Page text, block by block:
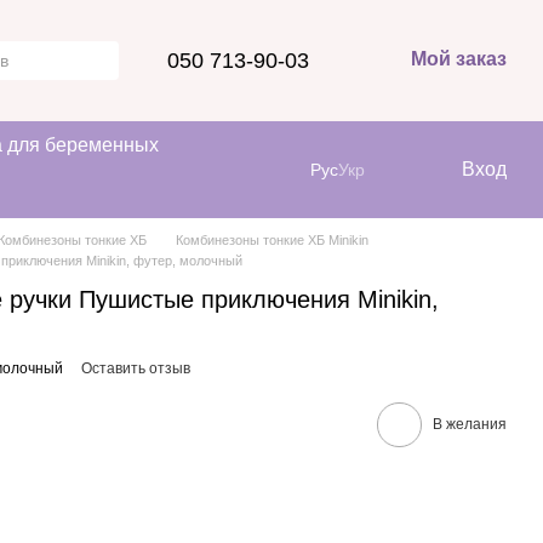
050 713-90-03 Мой заказ
для беременных
РусУкр Вход
тонкие ХБ
Комбинезоны тонкие ХБ Minikin
Minikin, футер, молочный
Пушистые приключения Minikin,
Оставить отзыв
В желания